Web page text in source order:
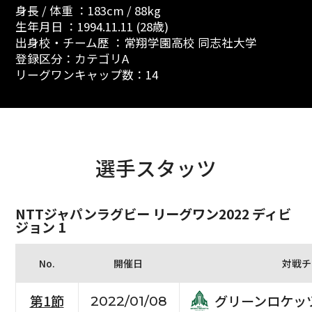
身長 / 体重 ：183cm / 88kg
生年月日 ：1994.11.11 (28歳)
出身校・チーム歴 ：常翔学園高校 同志社大学
登録区分：カテゴリA
リーグワンキャップ数：14
選手スタッツ
NTTジャパンラグビー リーグワン2022 ディビ
ジョン 1
No. 開催日 対戦
第1節 2022/01/08
グリーンロケッ